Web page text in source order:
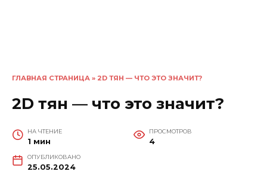
ГЛАВНАЯ СТРАНИЦА » 2D ТЯН — ЧТО ЭТО ЗНАЧИТ?
2D тян — что это значит?
НА ЧТЕНИЕ
1 мин
ПРОСМОТРОВ
4
ОПУБЛИКОВАНО
25.05.2024